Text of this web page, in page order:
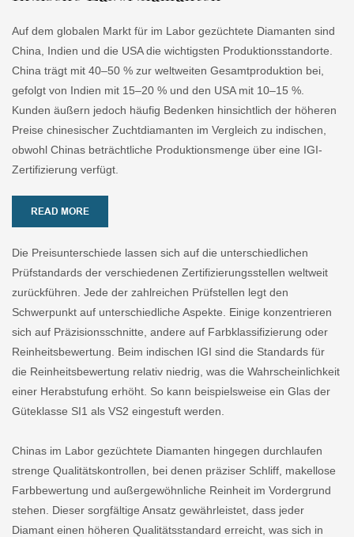
Auf dem globalen Markt für im Labor gezüchtete Diamanten sind
China, Indien und die USA die wichtigsten Produktionsstandorte.
China trägt mit 40–50 % zur weltweiten Gesamtproduktion bei,
gefolgt von Indien mit 15–20 % und den USA mit 10–15 %.
Kunden äußern jedoch häufig Bedenken hinsichtlich der höheren
Preise chinesischer Zuchtdiamanten im Vergleich zu indischen,
obwohl Chinas beträchtliche Produktionsmenge über eine IGI-
Zertifizierung verfügt.
READ MORE
Die Preisunterschiede lassen sich auf die unterschiedlichen
Prüfstandards der verschiedenen Zertifizierungsstellen weltweit
zurückführen. Jede der zahlreichen Prüfstellen legt den
Schwerpunkt auf unterschiedliche Aspekte. Einige konzentrieren
sich auf Präzisionsschnitte, andere auf Farbklassifizierung oder
Reinheitsbewertung. Beim indischen IGI sind die Standards für
die Reinheitsbewertung relativ niedrig, was die Wahrscheinlichkeit
einer Herabstufung erhöht. So kann beispielsweise ein Glas der
Güteklasse SI1 als VS2 eingestuft werden.
Chinas im Labor gezüchtete Diamanten hingegen durchlaufen
strenge Qualitätskontrollen, bei denen präziser Schliff, makellose
Farbbewertung und außergewöhnliche Reinheit im Vordergrund
stehen. Dieser sorgfältige Ansatz gewährleistet, dass jeder
Diamant einen höheren Qualitätsstandard erreicht, was sich in